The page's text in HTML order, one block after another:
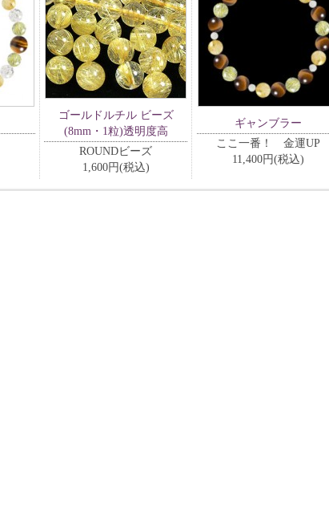
ゴールドルチル ビーズ
(8mm・1粒)透明度高
ROUNDビーズ
1,600円(税込)
ギャンブラー
ここ一番！ 金運UP
11,400円(税込)